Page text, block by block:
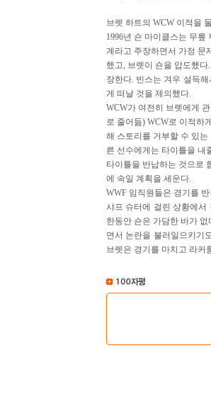
브렛 하트의 WCW 이적을
1996년 숀 마이클스는 무
계라고 주장하면서 가정 문
했고, 브렛이 숀을 압도했
장한다. 빈스는 겨우 설득
게 떠날 것을 제의했다.
WCW가 여전히 브렛에게
로 줄어듦) WCW로 이적하
해 스토리를 거부할 수 있
른 선수에게는 타이틀을 내
타이틀을 반납하는 것으로
에 속일 계획을 세운다.
WWF 임직원들은 경기를
샤프 슈터에 걸린 상황에서
한동안 숀은 가담한 바가
면서 논란을 불러일으키기
브렛은 경기를 마치고 라커